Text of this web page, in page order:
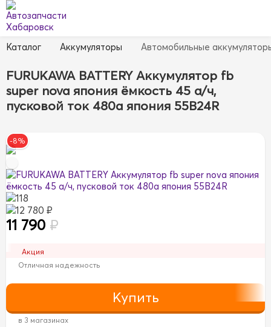
Каталог Аккумуляторы Автомобильные
FURUKAWA BATTERY Аккумулятор fb
super nova япония ёмкость 45 a/ч,
пусковой ток 480а япония 55B24R
-8%
118
12 780 ₽
11 790 ₽
Акция
Отличная надежность
в 3 магазинах